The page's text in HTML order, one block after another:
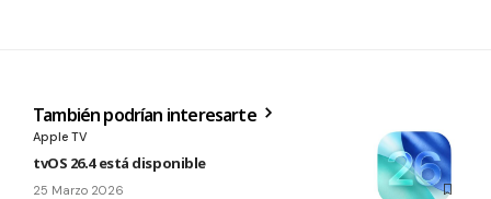
También podrían interesarte
Apple TV
tvOS 26.4 está disponible
25 Marzo 2026